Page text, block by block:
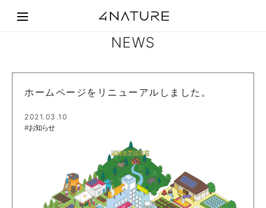
NEWS
ホームページをリニューアルしました。
2021.03.10
#お知らせ